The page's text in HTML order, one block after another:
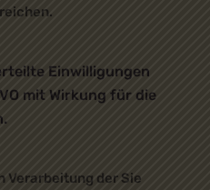
Einwilligungen
mit Wirkung für die
Verarbeitung der Sie